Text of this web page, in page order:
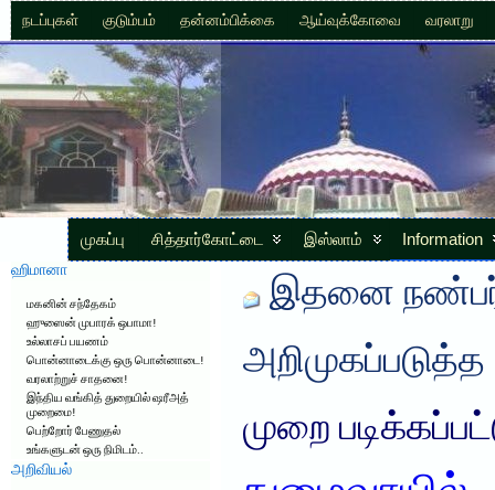
நடப்புகள் குடும்பம் தன்னம்பிக்கை ஆய்வுக்கோவை வரலாறு
முகப்பு சித்தார்கோட்டை இஸ்லாம் Information
ஹிமானா
மகனின் சந்தேகம்
ஹுஸைன் முபாரக் ஒபாமா!
உல்லாசப் பயணம்
பொன்னாடைக்கு ஒரு பொன்னாடை!
வரலாற்றுச் சாதனை!
இந்திய வங்கித் துறையில் ஷரீஅத்
முறைமை!
பெற்றோர் பேணுதல்
உங்களுடன் ஒரு நிமிடம்..
அறிவியல்
இதனை
அறிமுகப்படுத்த
முறை